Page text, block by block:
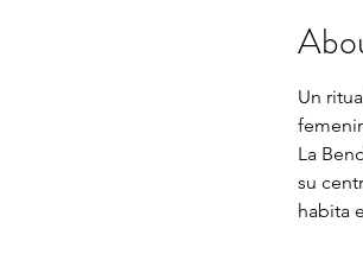
Un
La
su
habita